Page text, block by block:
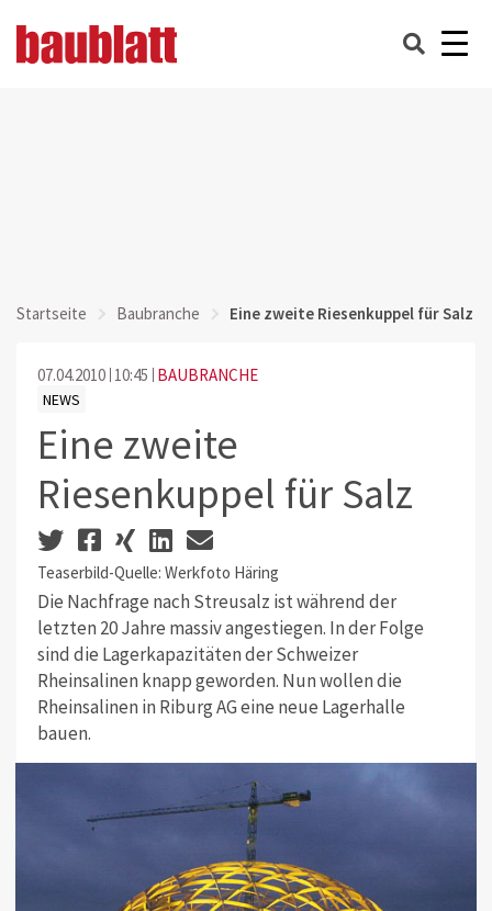
Startseite Baubranche Eine zweite Riesenkuppel für Salz
07.04.2010 10:45 BAUBRANCHE
NEWS
Eine zweite
Riesenkuppel für Salz
Teaserbild-Quelle: Werkfoto Häring
Die Nachfrage nach Streusalz ist während der
letzten 20 Jahre massiv angestiegen. In der Folge
sind die Lagerkapazitäten der Schweizer
Rheinsalinen knapp geworden. Nun wollen die
Rheinsalinen in Riburg AG eine neue Lagerhalle
bauen.